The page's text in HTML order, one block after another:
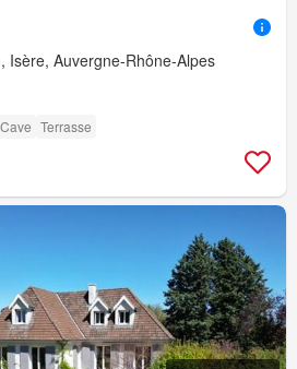
Isère, Auvergne-Rhône-Alpes
Cave Terrasse